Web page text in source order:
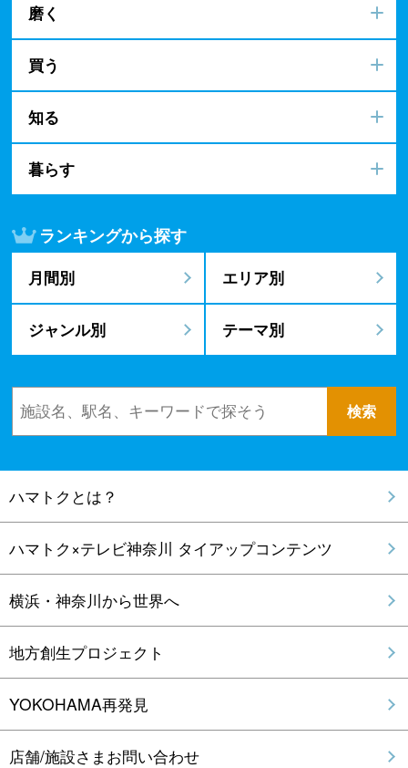
磨く
買う
知る
暮らす
ランキングから探す
月間別 エリア別
ジャンル別 テーマ別
ハマトクとは？
ハマトク×テレビ神奈川 タイアップコンテンツ
横浜・神奈川から世界へ
地方創生プロジェクト
YOKOHAMA再発見
店舗/施設さまお問い合わせ